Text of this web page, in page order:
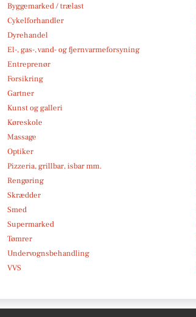
Byggemarked / trælast
Cykelforhandler
Dyrehandel
El-, gas-, vand- og fjernvarmeforsyning
Entreprenør
Forsikring
Gartner
Kunst og galleri
Køreskole
Massage
Optiker
Pizzeria, grillbar, isbar mm.
Rengøring
Skrædder
Smed
Supermarked
Tømrer
Undervognsbehandling
VVS